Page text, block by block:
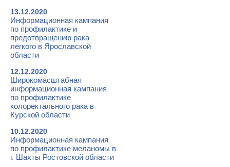
13.12.2020
Информационная кампания
по профилактике и
предотвращению рака
легкого в Ярославской
области
12.12.2020
Широкомасштабная
информационная кампания
по профилактике
колоректального рака в
Курской области
10.12.2020
Информационная кампания
по профилактике меланомы в
г. Шахты Ростовской области